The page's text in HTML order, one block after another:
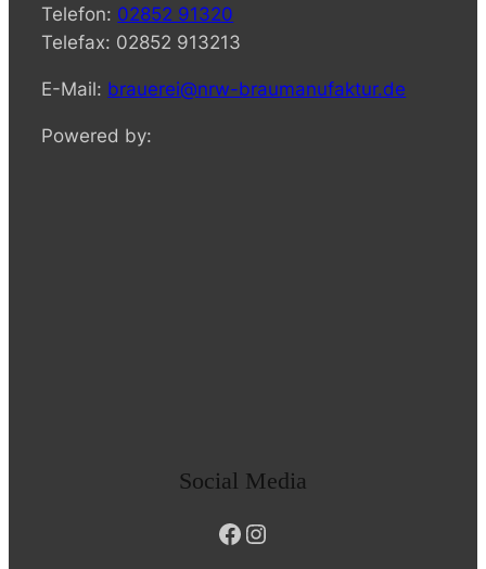
Telefon: 02852 91320
Telefax: 02852 913213
E-Mail: brauerei@nrw-braumanufaktur.de
Powered by:
Social Media
Facebook Instagram